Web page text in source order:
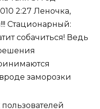
2:27 Леночка,
Стационарный:
собачиться! Ведь
заморозки